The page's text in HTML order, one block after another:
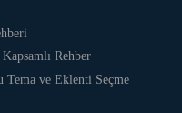
Rehber
Tema ve Eklenti Seçme